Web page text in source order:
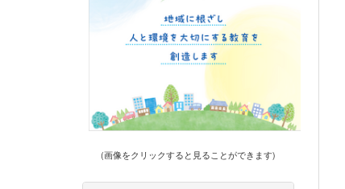
(画像をクリックすると見ることができます)